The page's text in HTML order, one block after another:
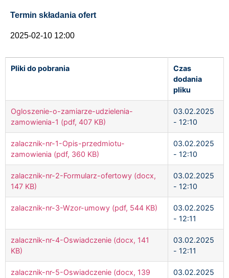
Termin składania ofert
2025-02-10 12:00
Pliki do pobrania
Czas
dodania
pliku
Ogloszenie-o-zamiarze-udzielenia-
zamowienia-1 (pdf, 407 KB)
03.02.2025
- 12:10
zalacznik-nr-1-Opis-przedmiotu-
zamowienia (pdf, 360 KB)
03.02.2025
- 12:10
zalacznik-nr-2-Formularz-ofertowy (docx,
147 KB)
03.02.2025
- 12:10
zalacznik-nr-3-Wzor-umowy (pdf, 544 KB)
03.02.2025
- 12:11
zalacznik-nr-4-Oswiadczenie (docx, 141
KB)
03.02.2025
- 12:11
zalacznik-nr-5-Oswiadczenie (docx, 139
03.02.2025